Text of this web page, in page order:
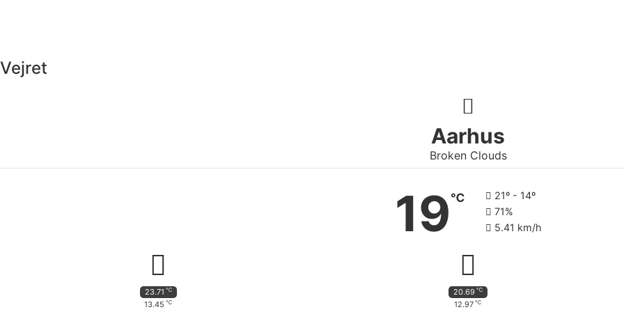
Vejret
Aarhus
Broken Clouds
19 ℃
21º - 14º
71%
5.41 km/h
23.71 ℃
13.45 ℃
20.69 ℃
12.97 ℃